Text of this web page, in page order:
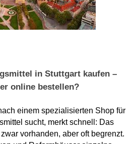
in Stuttgart kaufen –
online bestellen?
einem spezialisierten Shop für
sucht, merkt schnell: Das
vorhanden, aber oft begrenzt.